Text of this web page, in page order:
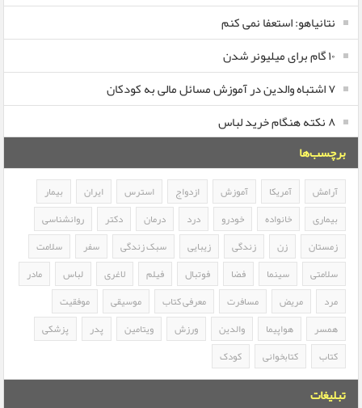
نتانیاهو: استعفا نمی کنم
۱۰ گام برای میلیونر شدن
۷ اشتباه والدین در آموزش مسائل مالی به کودکان
۸ نکته هنگام خرید لباس
برچسب‌ها
آرامش آمریکا آموزش ازدواج استرس ایران
بیمار
بیماری
خانواده خودرو درد درمان دکتر
روانشناسی
زمستان
زن زندگی زیبایی سبک زندگی سفر
سلامت
سلامتی
سینما فضا فوتبال فیلم لاغری لباس
مادر
مرد
مریض مسافرت معرفی کتاب موسیقی
موفقیت
همسر
هواپیما والدین ورزش ویتامین پدر
پزشکی
کتاب
کتابخوانی کودک
تبلیغات